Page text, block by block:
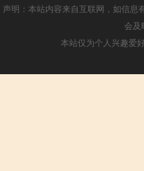
声明：本站内容来自互联网，如信息
会及
本站仅为个人兴趣爱